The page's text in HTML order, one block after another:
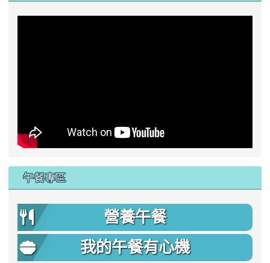
午餐專區
營養午餐
我的午餐有心機